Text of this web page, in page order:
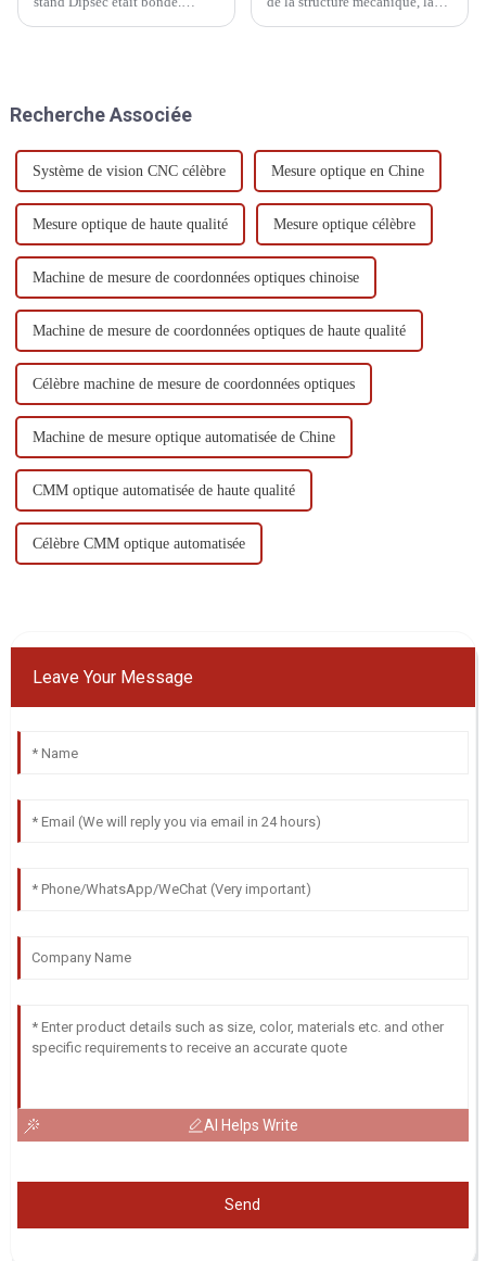
Recherche Associée
Système de vision CNC célèbre Mesure optique en Chine
Mesure optique de haute qualité Mesure optique célèbre
Machine de mesure de coordonnées optiques chinoise
Machine de mesure de coordonnées optiques de haute qualité
Célèbre machine de mesure de coordonnées optiques
Machine de mesure optique automatisée de Chine
CMM optique automatisée de haute qualité
Célèbre CMM optique automatisée
Leave Your Message
AI Helps Write
Send